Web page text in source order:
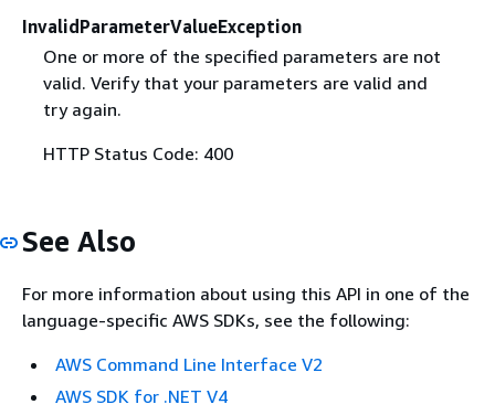
InvalidParameterValueException
One or more of the specified parameters are not
valid. Verify that your parameters are valid and
try again.
HTTP Status Code: 400
See Also
For more information about using this API in one of the
language-specific AWS SDKs, see the following:
AWS Command Line Interface V2
AWS SDK for .NET V4